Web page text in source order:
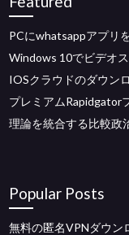
PCにwhatsappアプリ
Windows 10でビデオ
IOSクラウドのダウン
プレミアムRapidgator
理論を統合する比較政
Popular Posts
無料の匿名VPNダウン